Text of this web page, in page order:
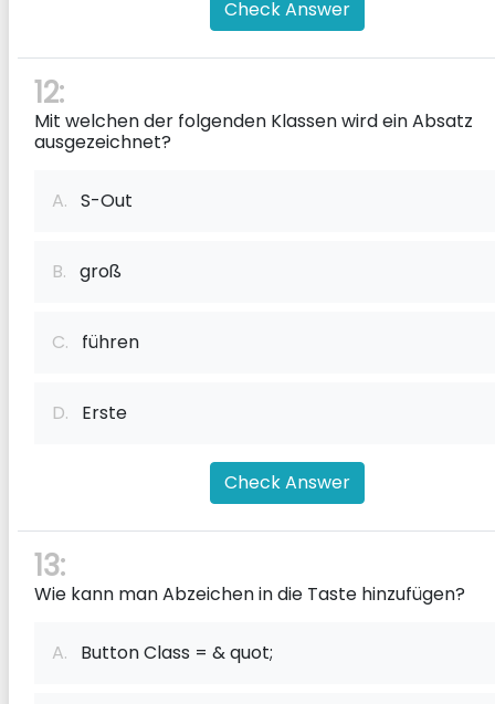
Check Answer
12:
Mit welchen der folgenden Klassen wird ein Absatz
ausgezeichnet?
A. S-Out
B. groß
C. führen
D. Erste
Check Answer
13:
Wie kann man Abzeichen in die Taste hinzufügen?
A. Button Class = & quot;